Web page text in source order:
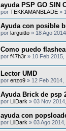
ayuda PSP GO SIN
por TEKKAMANBLADE »
Ayuda con posible
por larguitto » 18 Ago
Como puedo
por f47h3r » 10 Feb 2015,
Lector UMD
por enzo9 » 12 Feb 2014,
Ayuda Brick de psp
por LilDark » 03 Nov
ayuda con
por LilDark » 03 Ago